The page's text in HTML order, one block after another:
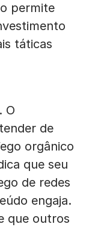
permite
táticas
O
de
orgânico
que seu
de redes
engaja.
que outros